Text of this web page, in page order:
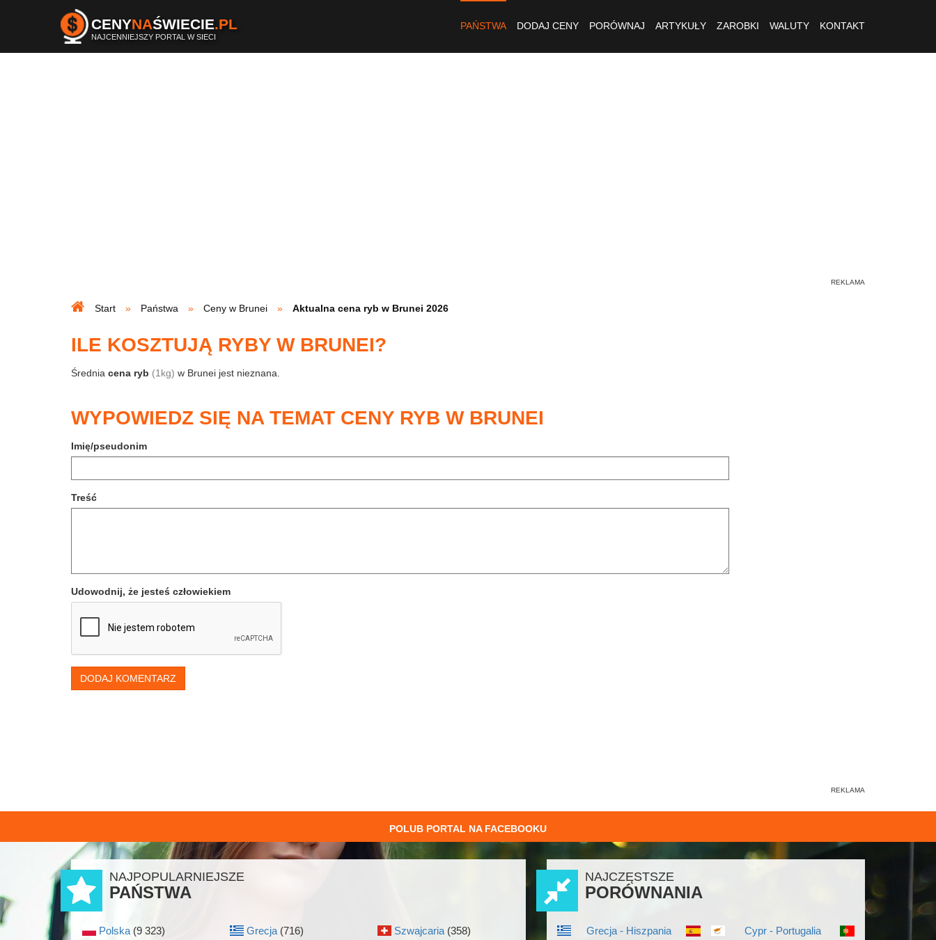
CENYNAŚWIECIE.PL
NAJCENNIEJSZY PORTAL W SIECI
PAŃSTWA DODAJ CENY PORÓWNAJ ARTYKUŁY ZAROBKI WALUTY KONTAKT
Start Państwa Ceny w Brunei Aktualna cena ryb w Brunei 2026
ILE KOSZTUJĄ RYBY W BRUNEI?
Średnia cena ryb (1kg) w Brunei jest nieznana.
WYPOWIEDZ SIĘ NA TEMAT CENY RYB W BRUNEI
Imię/pseudonim
Treść
Udowodnij, że jesteś człowiekiem
DODAJ KOMENTARZ
POLUB PORTAL NA FACEBOOKU
NAJPOPULARNIEJSZE
PAŃSTWA
Polska (9 323)
Grecja (716)
Szwajcaria (358)
NAJCZĘSTSZE
PORÓWNANIA
Grecja - Hiszpania
Cypr - Portugalia